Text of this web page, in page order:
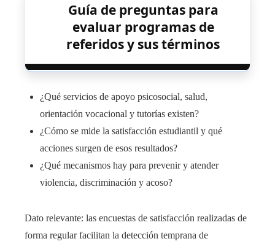
Guía de preguntas para
evaluar programas de
referidos y sus términos
¿Qué servicios de apoyo psicosocial, salud,
orientación vocacional y tutorías existen?
¿Cómo se mide la satisfacción estudiantil y qué
acciones surgen de esos resultados?
¿Qué mecanismos hay para prevenir y atender
violencia, discriminación y acoso?
Dato relevante: las encuestas de satisfacción realizadas de
forma regular facilitan la detección temprana de